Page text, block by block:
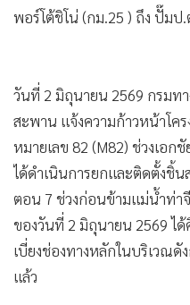
• Motoring
• SMEs
• หุ้น
• อินโดจีน
• กองทุนรวม
Celeb Online
Factcheck
ญี่ปุ่น
พอร์โต้ชิโน่ (กม.25 ) ถึง ปั๊มป
วันที่ 2 มิถุนายน 2569 กรมทา
สะพาน แจ้งความก้าวหน้าโคร
หมายเลข 82 (M82) ช่วงเอก
ได้ดำเนินการยกและติดตั้งชิ้น
ตอน 7 ช่วงก่อนข้ามแม่น้ำท่าจี
ของวันที่ 2 มิถุนายน 2569 ไ
เบี่ยงช่องทางหลักในบริเวณดั
แล้ว